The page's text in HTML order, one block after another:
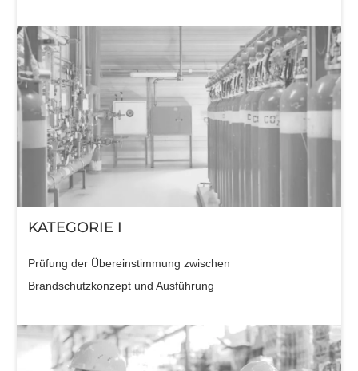
KATEGORIE I
Prüfung der Übereinstimmung zwischen
Brandschutzkonzept und Ausführung